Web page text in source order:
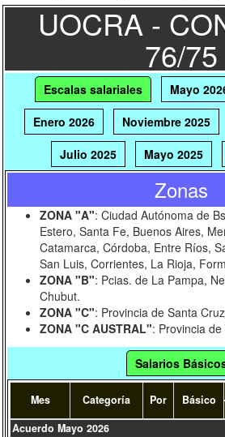
UOCRA -
76/75
Escalas salariales Mayo
Enero 2026
Noviembre 2025
Julio 2025
Mayo 2025
Agosto 2024
Febrero 2024
Enero 2024
Junio 2023
Abril 2023
Septiembre 2022
Mayo 2022
Agosto 2021
Abril 2021
Enero 2020
Acuerdo 2018 + Bono $ 5.000
Zonas
ZONA "A": Ciudad Autónoma de
Estero, Santa Fe, Buenos Aires,
Catamarca, Córdoba, Entre Ríos,
San Luis, Corrientes, La Rioja,
ZONA "B": Pcias. de La Pampa,
Chubut.
ZONA "C": Provincia de Santa
ZONA "C AUSTRAL": Provincia
Salarios
Mes Categoría Por Básico
Acuerdo Mayo 2026